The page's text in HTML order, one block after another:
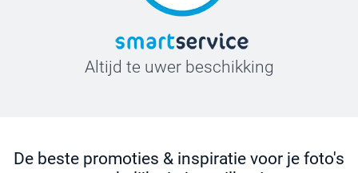
Altijd te uwer beschikking
De beste promoties & inspiratie voor je foto's